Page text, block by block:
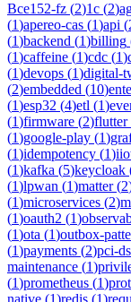
Все152-fz (2)1c (2)
(1)apereo-cas (1)api (
(1)backend (1)billing
(1)caffeine (1)cdc (1)
(1)devops (1)digital-
(2)embedded (10)
(1)esp32 (4)etl (1)
(1)firmware (2)flutter
(1)google-play (1)
(1)idempotency (1)
(1)kafka (5)keycloak
(1)lpwan (1)matter(2
(1)microservices (2)
(1)oauth2 (1)
(1)ota (1)outbox-
(1)payments (2)pci-
maintenance (1)
(1)prometheus (1)